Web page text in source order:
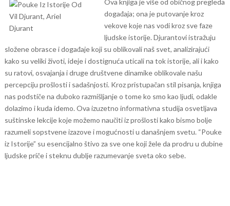
Ova knjiga je više od običnog pregleda
događaja; ona je putovanje kroz
vekove koje nas vodi kroz sve faze
ljudske istorije. Djurantovi istražuju
složene obrasce i događaje koji su oblikovali naš svet, analizirajući
kako su veliki životi, ideje i dostignuća uticali na tok istorije, ali i kako
su ratovi, osvajanja i druge društvene dinamike oblikovale našu
percepciju prošlosti i sadašnjosti. Kroz pristupačan stil pisanja, knjiga
nas podstiče na duboko razmišljanje o tome ko smo kao ljudi, odakle
dolazimo i kuda idemo. Ova izuzetno informativna studija osvetljava
suštinske lekcije koje možemo naučiti iz prošlosti kako bismo bolje
razumeli sopstvene izazove i mogućnosti u današnjem svetu. “Pouke
iz Istorije” su esencijalno štivo za sve one koji žele da prodru u dubine
ljudske priče i steknu dublje razumevanje sveta oko sebe.